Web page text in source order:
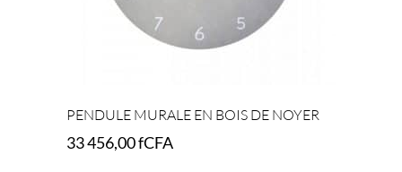
PENDULE MURALE EN BOIS DE NOYER
33 456,00fCFA